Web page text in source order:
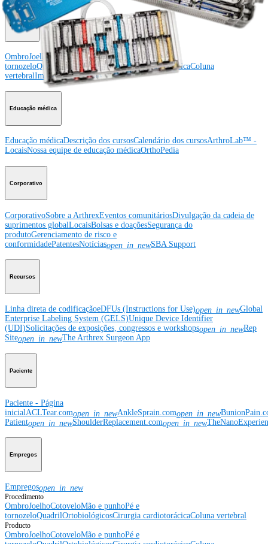
Producto
OmbroJoelhoCotoveloMão e punhoPé e
tornozeloQuadrilOrtobiológicosCirurgia cardiotorácicaColuna
vertebralImagem e ressecção
Educação médica
Educação médicaDescrição dos cursosCalendário dos cursosArthroLab™ -
LocaisNossa equipe de educação médicaOrthoPedia
Corporativo
CorporativoSobre a ArthrexEventos comunitáriosDivulgação da cadeia de
suprimentos globalLocaisBolsas e doaçõesSegurança do
produtoGerenciamento de risco e
conformidadePatentesNotíciasopen_in_newSBA Support
Recursos
Linha direta de codificaçãoeDFUs (Instructions for Use)open_in_newGlobal
Enterprise Labeling System (GELS)Unique Device Identifier
(UDI)Solicitações de exposições, congressos e workshopsopen_in_newRep
Siteopen_in_newThe Arthrex Surgeon App
Paciente
Paciente - Página
inicial ACLTear.comopen_in_newAnkleSprain.comopen_in_new
Patientopen_in_newShoulderReplacement.comopen_in_new
Empregos
Empregosopen_in_new
Procedimento
OmbroJoelhoCotoveloMão e punhoPé e
tornozeloQuadrilOrtobiológicosCirurgia cardiotorácicaColuna vertebral
Producto
OmbroJoelhoCotoveloMão e punhoPé e